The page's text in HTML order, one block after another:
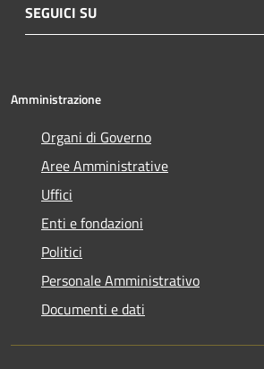
SEGUICI SU
Amministrazione
Organi di Governo
Aree Amministrative
Uffici
Enti e fondazioni
Politici
Personale Amministrativo
Documenti e dati